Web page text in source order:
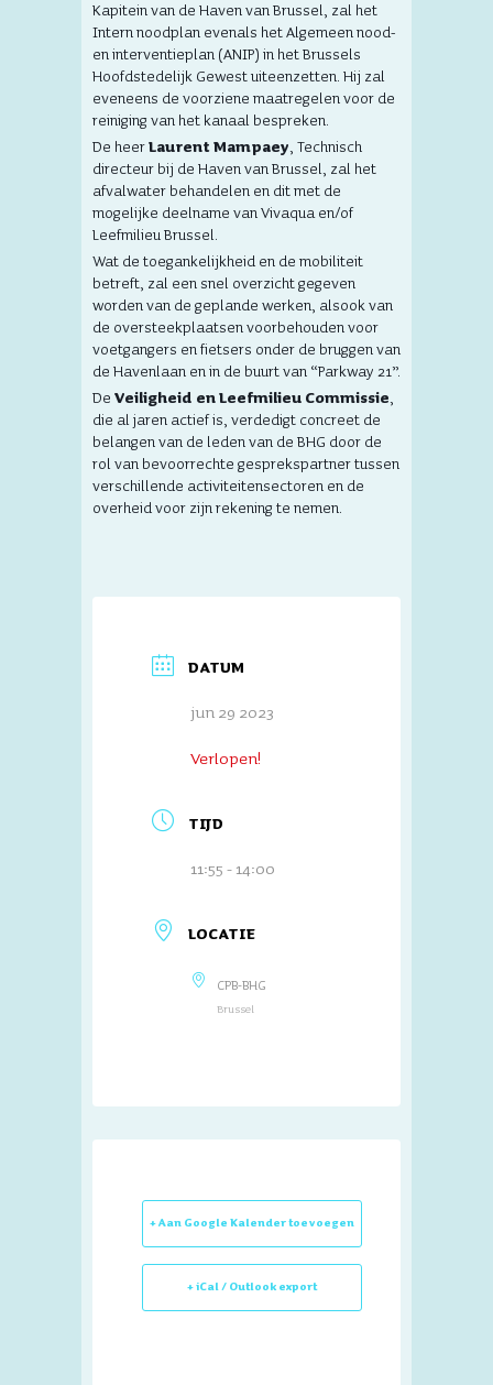
Kapitein van de Haven van Brussel, zal het
Intern noodplan evenals het Algemeen nood-
en interventieplan (ANIP) in het Brussels
Hoofdstedelijk Gewest uiteenzetten. Hij zal
eveneens de voorziene maatregelen voor de
reiniging van het kanaal bespreken.
De heerLaurent Mampaey, Technisch
directeur bij de Haven van Brussel, zal het
afvalwater behandelen en dit met de
mogelijke deelname van Vivaqua en/of
Leefmilieu Brussel.
Wat de toegankelijkheid en de mobiliteit
betreft, zal een snel overzicht gegeven
worden van de geplande werken, alsook van
de oversteekplaatsen voorbehouden voor
voetgangers en fietsers onder de bruggen van
de Havenlaan en in de buurt van “Parkway 21”.
De Veiligheid en Leefmilieu Commissie,
die al jaren actief is, verdedigt concreet de
belangen van de leden van de BHG door de
rol van bevoorrechte gesprekspartner tussen
verschillende activiteitensectoren en de
overheid voor zijn rekening te nemen.
DATUM
jun 29 2023
Verlopen!
TIJD
11:55 - 14:00
LOCATIE
CPB-BHG
Brussel
+ Aan Google Kalender toevoegen
+ iCal / Outlook export